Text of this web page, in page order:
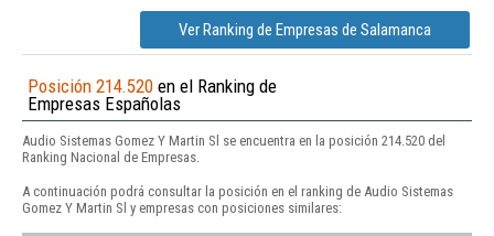
Ver Ranking de Empresas de Salamanca
Posición 214.520 en el Ranking de
Empresas Españolas
Audio Sistemas Gomez Y Martin Sl se encuentra en la posición 214.520 del
Ranking Nacional de Empresas.
A continuación podrá consultar la posición en el ranking de Audio Sistemas
Gomez Y Martin Sl y empresas con posiciones similares: